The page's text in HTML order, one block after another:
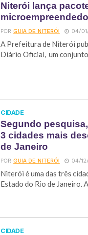
Niterói lança
PORGUIA DE NITERÓI 04/
A Prefeitura de Niterói
Diário Oficial, um
CIDADE
Segundo
3 cidades mais
de Janeiro
PORGUIA DE NITERÓI 04/
Niterói é uma das três
Estado do Rio de Janeiro.
CIDADE